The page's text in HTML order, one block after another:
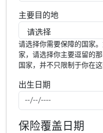
主要目的地
请选择你需要保障的国家
家，请选择你主要逗留的
国家，并不只限制于你在
出生日期
保险覆盖日期